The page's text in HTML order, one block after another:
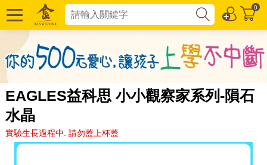
0
EAGLES益科思 小小觀察家系列-隕石
水晶
實驗生長過程中. 請勿蓋上杯蓋